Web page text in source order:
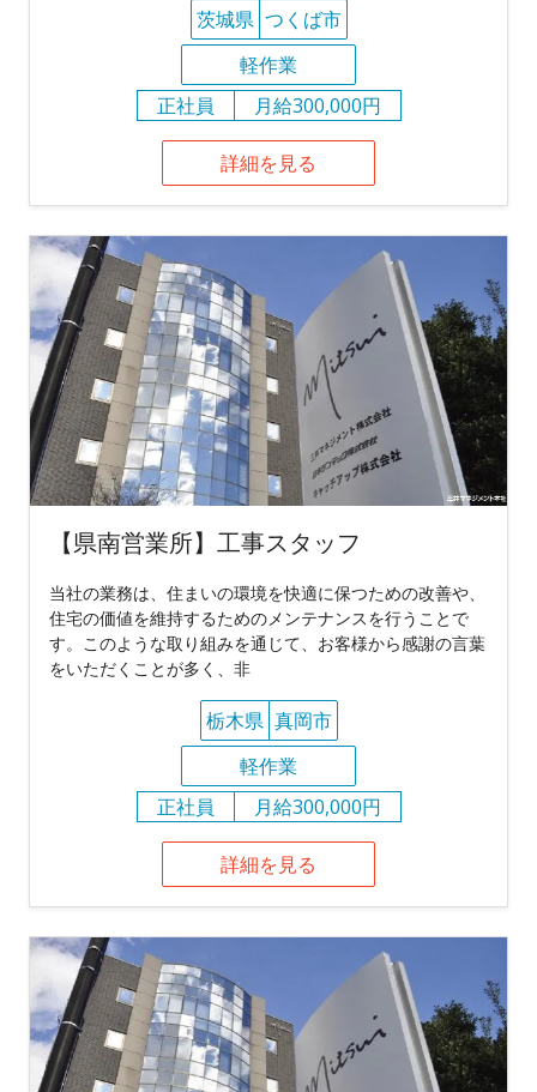
茨城県 つくば市
軽作業
正社員
月給300,000円
詳細を見る
【県南営業所】工事スタッフ
当社の業務は、住まいの環境を快適に保つための改善や、
住宅の価値を維持するためのメンテナンスを行うことで
す。このような取り組みを通じて、お客様から感謝の言葉
をいただくことが多く、非
栃木県 真岡市
軽作業
正社員
月給300,000円
詳細を見る